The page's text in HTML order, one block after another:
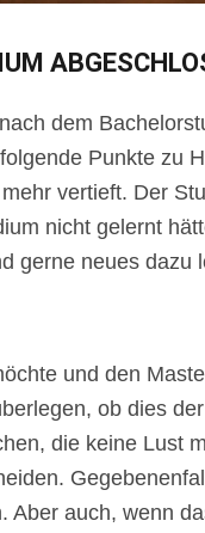
dem
Punkte zu
vertieft. Der
nicht gelernt
gerne neues dazu
und den
ob dies
die keine Lust
Aber auch, wenn